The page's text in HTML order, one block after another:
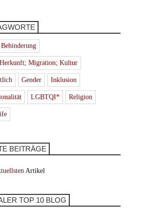
Behinderung
Migration; Kultur
Gender Inklusion
LGBTQI* Religion
BEITRÄGE
Artikel
TOP 10 BLOG